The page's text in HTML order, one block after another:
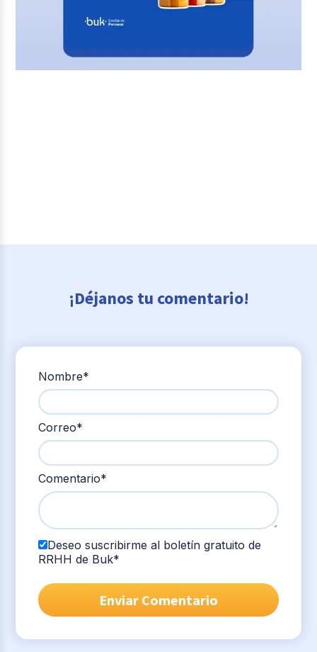
¡Déjanos tu comentario!
Nombre*
Correo*
Comentario*
Deseo suscribirme al boletín gratuito de
RRHH de Buk*